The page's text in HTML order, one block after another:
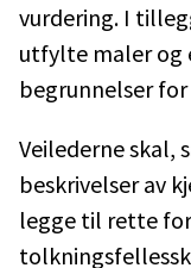
vurdering. I
utfylte maler og
begrunnelser
Veilederne skal,
beskrivelser av
legge til rette